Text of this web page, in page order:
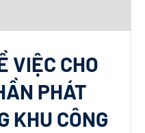
VIỆC CHO
PHÁT
KHU CÔNG